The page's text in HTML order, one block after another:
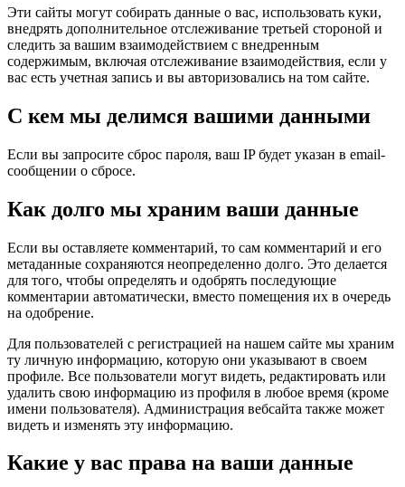
Эти сайты могут собирать данные о вас, использовать куки,
внедрять дополнительное отслеживание третьей стороной и
следить за вашим взаимодействием с внедренным
содержимым, включая отслеживание взаимодействия, если у
вас есть учетная запись и вы авторизовались на том сайте.
С кем мы делимся вашими данными
Если вы запросите сброс пароля, ваш IP будет указан в email-
сообщении о сбросе.
Как долго мы храним ваши данные
Если вы оставляете комментарий, то сам комментарий и его
метаданные сохраняются неопределенно долго. Это делается
для того, чтобы определять и одобрять последующие
комментарии автоматически, вместо помещения их в очередь
на одобрение.
Для пользователей с регистрацией на нашем сайте мы храним
ту личную информацию, которую они указывают в своем
профиле. Все пользователи могут видеть, редактировать или
удалить свою информацию из профиля в любое время (кроме
имени пользователя). Администрация вебсайта также может
видеть и изменять эту информацию.
Какие у вас права на ваши данные